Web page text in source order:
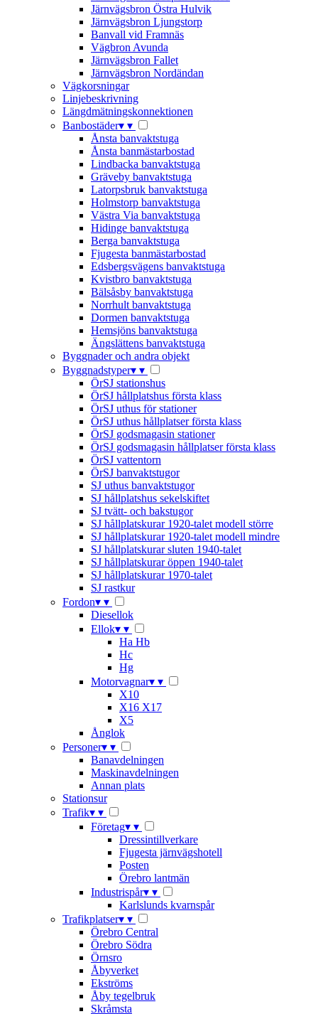
Järnvägsbron Östra Hulvik
Järnvägsbron Ljungstorp
Banvall vid Framnäs
Vägbron Avunda
Järnvägsbron Fallet
Järnvägsbron Nordändan
Vägkorsningar
Linjebeskrivning
Längdmätningskonnektionen
Banbostäder▾ ▾
Ånsta banvaktstuga
Ånsta banmästarbostad
Lindbacka banvaktstuga
Gräveby banvaktstuga
Latorpsbruk banvaktstuga
Holmstorp banvaktstuga
Västra Via banvaktstuga
Hidinge banvaktstuga
Berga banvaktstuga
Fjugesta banmästarbostad
Edsbergsvägens banvaktstuga
Kvistbro banvaktstuga
Bälsåsby banvaktstuga
Norrhult banvaktstuga
Dormen banvaktstuga
Hemsjöns banvaktstuga
Ängslättens banvaktstuga
Byggnader och andra objekt
Byggnadstyper▾ ▾
ÖrSJ stationshus
ÖrSJ hållplatshus första klass
ÖrSJ uthus för stationer
ÖrSJ uthus hållplatser första klass
ÖrSJ godsmagasin stationer
ÖrSJ godsmagasin hållplatser första klass
ÖrSJ vattentorn
ÖrSJ banvaktstugor
SJ uthus banvaktstugor
SJ hållplatshus sekelskiftet
SJ tvätt- och bakstugor
SJ hållplatskurar 1920-talet modell större
SJ hållplatskurar 1920-talet modell mindre
SJ hållplatskurar sluten 1940-talet
SJ hållplatskurar öppen 1940-talet
SJ hållplatskurar 1970-talet
SJ rastkur
Fordon▾ ▾
Diesellok
Ellok▾ ▾
Ha Hb
Hc
Hg
Motorvagnar▾ ▾
X10
X16 X17
X5
Ånglok
Personer▾ ▾
Banavdelningen
Maskinavdelningen
Annan plats
Stationsur
Trafik▾ ▾
Företag▾ ▾
Dressintillverkare
Fjugesta järnvägshotell
Posten
Örebro lantmän
Industrispår▾ ▾
Karlslunds kvarnspår
Trafikplatser▾ ▾
Örebro Central
Örebro Södra
Örnsro
Åbyverket
Ekströms
Åby tegelbruk
Skråmsta